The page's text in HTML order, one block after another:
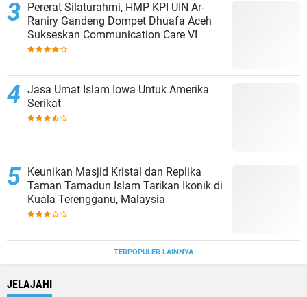
Pererat Silaturahmi, HMP KPI UIN Ar-
Raniry Gandeng Dompet Dhuafa Aceh
Sukseskan Communication Care VI
Jasa Umat Islam Iowa Untuk Amerika
Serikat
Keunikan Masjid Kristal dan Replika
Taman Tamadun Islam Tarikan Ikonik di
Kuala Terengganu, Malaysia
TERPOPULER LAINNYA
JELAJAHI